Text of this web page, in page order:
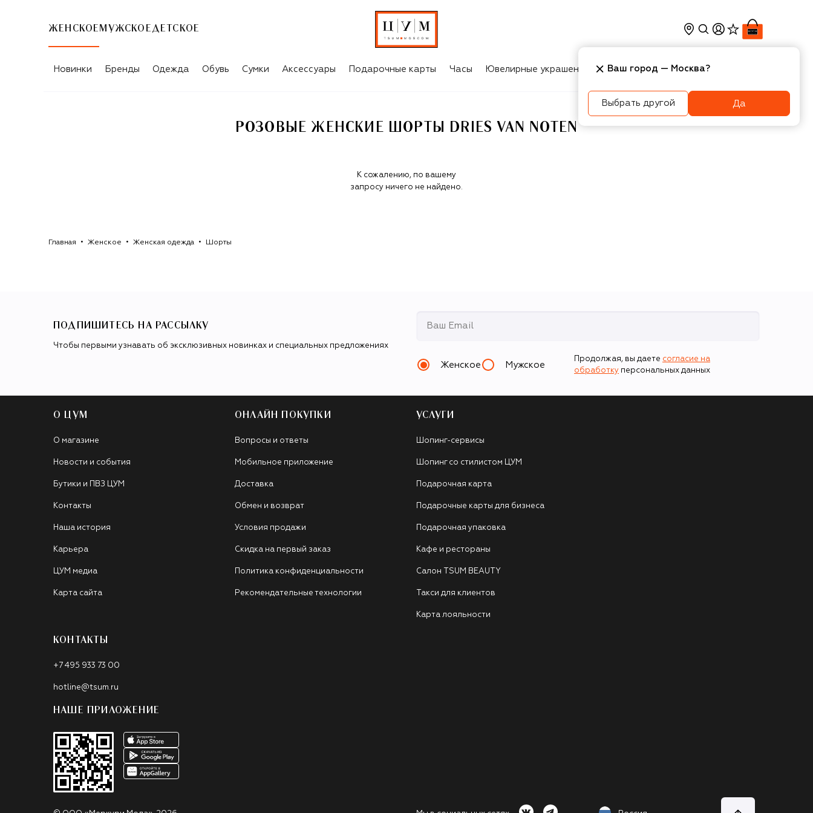
ЖЕНСКОЕ МУЖСКОЕ ДЕТСКОЕ
РОЗОВЫЕ ЖЕНСКИЕ ШОРТЫ DRIES VAN NOTEN
Новинки Бренды Одежда Обувь Сумки Аксессуары Подарочные карты Часы Ювелирные украшения Косметика Интерьер
РОЗОВЫЕ ЖЕНСКИЕ ШОРТЫ DRIES VAN NOTEN
К сожалению, по вашему
запросу ничего не найдено.
Главная Женское Женская одежда Шорты
ПОДПИШИТЕСЬ НА РАССЫЛКУ
Чтобы первыми узнавать об эксклюзивных новинках и специальных предложениях
Женское Мужское
Продолжая, вы даете согласие на
обработку персональных данных
О ЦУМ
О магазине
Новости и события
Бутики и ПВЗ ЦУМ
Контакты
Наша история
Карьера
ЦУМ медиа
Карта сайта
ОНЛАЙН ПОКУПКИ
Вопросы и ответы
Мобильное приложение
Доставка
Обмен и возврат
Условия продажи
Скидка на первый заказ
Политика конфиденциальности
Рекомендательные технологии
УСЛУГИ
Шопинг-сервисы
Шопинг со стилистом ЦУМ
Подарочная карта
Подарочные карты для бизнеса
Подарочная упаковка
Кафе и рестораны
Салон TSUM BEAUTY
Такси для клиентов
Карта лояльности
КОНТАКТЫ
+7 495 933 73 00
hotline@tsum.ru
НАШЕ ПРИЛОЖЕНИЕ
Ваш город — Москва?
Выбрать другой Да